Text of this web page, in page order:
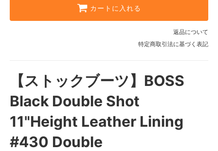
カートに入れる
返品について
特定商取引法に基づく表記
【ストックブーツ】BOSS
Black Double Shot
11"Height Leather Lining
#430 Double